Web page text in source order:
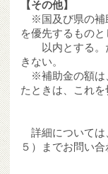
【その他】
※国及び県の補
を優先するもの
以内とする。
きない。
※補助金の額は
たときは、これを
詳細については
５）までお問い合